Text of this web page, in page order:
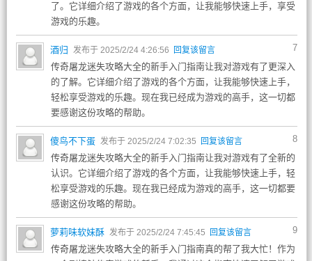
了。它详细介绍了游戏的各个方面，让我能够快速上手，享受
游戏的乐趣。
7
酒归 发布于 2025/2/24 4:26:56 回复该留言
传奇屠龙迷失攻略大全的新手入门指南让我对游戏有了更深入
的了解。它详细介绍了游戏的各个方面，让我能够快速上手，
轻松享受游戏的乐趣。现在我已经成为游戏的高手，这一切都
要感谢这份攻略的帮助。
8
傻鸟不下蛋 发布于 2025/2/24 7:02:35 回复该留言
传奇屠龙迷失攻略大全的新手入门指南让我对游戏有了全新的
认识。它详细介绍了游戏的各个方面，让我能够快速上手，轻
松享受游戏的乐趣。现在我已经成为游戏的高手，这一切都要
感谢这份攻略的帮助。
9
萝莉味软妹酥 发布于 2025/2/24 7:45:45 回复该留言
传奇屠龙迷失攻略大全的新手入门指南真的帮了我大忙！作为